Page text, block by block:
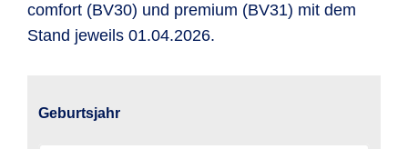
comfort (BV30) und premium (BV31) mit dem
Stand jeweils 01.04.2026.
Geburtsjahr